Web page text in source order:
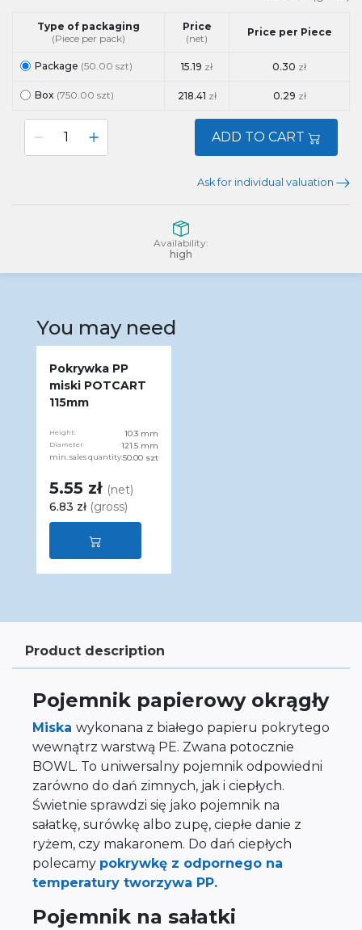
Type of packaging
(Piece per pack)
Price
(net)
Price per Piece
Package (50.00 szt) 15.19 zł 0.30 zł
Box (750.00 szt) 218.41 zł 0.29 zł
ADD TO CART
Ask for individual valuation
Availability:
high
You may need
Pokrywka PP
miski POTCART
115mm
Height: 10.3 mm
Diameter: 121.5 mm
min. sales quantity:50.00 szt
5.55 zł (net)
6.83 zł (gross)
Product description
Pojemnik papierowy okrągły
Miska wykonana z białego papieru pokrytego
wewnątrz warstwą PE. Zwana potocznie
BOWL. To uniwersalny pojemnik odpowiedni
zarówno do dań zimnych, jak i ciepłych.
Świetnie sprawdzi się jako pojemnik na
sałatkę, surówkę albo zupę, ciepłe danie z
ryżem, czy makaronem. Do dań ciepłych
polecamy pokrywkę z odpornego na
temperatury tworzywa PP.
Pojemnik na sałatki